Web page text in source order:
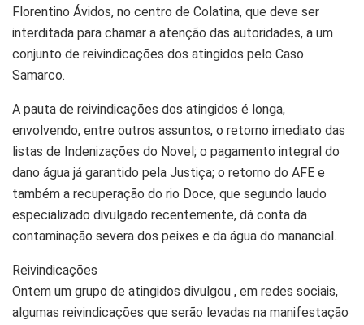
Florentino Ávidos, no centro de Colatina, que deve ser
interditada para chamar a atenção das autoridades, a um
conjunto de reivindicações dos atingidos pelo Caso
Samarco.
A pauta de reivindicações dos atingidos é longa,
envolvendo, entre outros assuntos, o retorno imediato das
listas de Indenizações do Novel; o pagamento integral do
dano água já garantido pela Justiça; o retorno do AFE e
também a recuperação do rio Doce, que segundo laudo
especializado divulgado recentemente, dá conta da
contaminação severa dos peixes e da água do manancial.
Reivindicações
Ontem um grupo de atingidos divulgou , em redes sociais,
algumas reivindicações que serão levadas na manifestação